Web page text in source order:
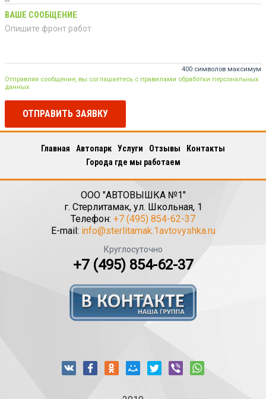
ВАШЕ СООБЩЕНИЕ
400 символов максимум
Отправляя сообщение, вы соглашаетесь с правилами обработки персональных
данных
ОТПРАВИТЬ ЗАЯВКУ
Главная Автопарк Услуги Отзывы
Контакты
Города где мы работаем
ООО "АВТОВЫШКА №1"
г. Стерлитамак, ул. Школьная, 1
Телефон: +7 (495) 854-62-37
E-mail: info@sterlitamak.1avtovyshka.ru
Круглосуточно
+7 (495) 854-62-37